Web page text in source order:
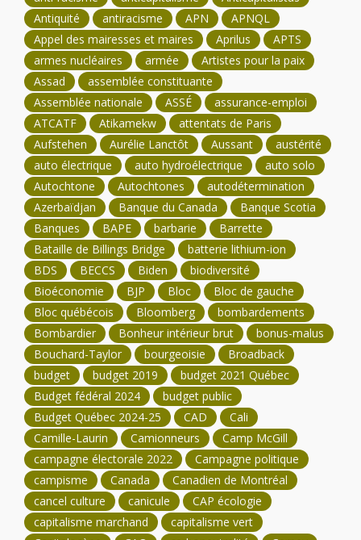
Antiquité
antiracisme APN
APNQL
Appel des mairesses et maires
Aprilus
APTS
armes nucléaires
armée
Artistes pour la paix
Assad
assemblée constituante
Assemblée nationale
ASSÉ
assurance-emploi
ATCATF
Atikamekw
attentats de Paris
Aufstehen
Aurélie Lanctôt Aussant
austérité
auto électrique
auto hydroélectrique
auto solo
Autochtone
Autochtones
autodétermination
Azerbaïdjan
Banque du Canada
Banque Scotia
Banques
BAPE barbarie
Barrette
Bataille de Billings Bridge
batterie lithium-ion
BDS
BECCS Biden
biodiversité
Bioéconomie
BJP Bloc
Bloc de gauche
Bloc québécois
Bloomberg
bombardements
Bombardier
Bonheur intérieur brut
bonus-malus
Bouchard-Taylor
bourgeoisie
Broadback
budget
budget 2019
budget 2021 Québec
Budget fédéral 2024
budget public
Budget Québec 2024-25
CAD
Cali
Camille-Laurin
Camionneurs
Camp McGill
campagne électorale 2022
Campagne politique
campisme
Canada
Canadien de Montréal
cancel culture
canicule
CAP écologie
capitalisme marchand
capitalisme vert